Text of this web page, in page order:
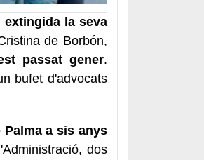
la seva
de Borbón,
passat gener.
bufet d'advocats
a sis anys
dos